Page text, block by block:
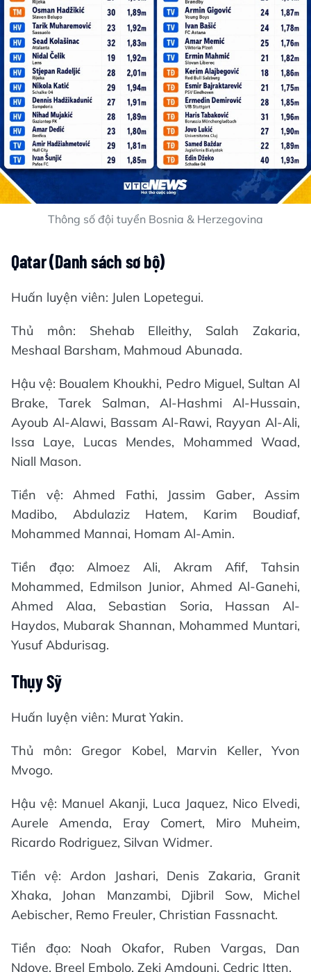
Thông số đội tuyển Bosnia & Herzegovina
Qatar (Danh sách sơ bộ)
Huấn luyện viên: Julen Lopetegui.
Thủ môn: Shehab Elleithy, Salah Zakaria,
Meshaal Barsham, Mahmoud Abunada.
Hậu vệ: Boualem Khoukhi, Pedro Miguel, Sultan Al
Brake, Tarek Salman, Al-Hashmi Al-Hussain,
Ayoub Al-Alawi, Bassam Al-Rawi, Rayyan Al-Ali,
Issa Laye, Lucas Mendes, Mohammed Waad,
Niall Mason.
Tiền vệ: Ahmed Fathi, Jassim Gaber, Assim
Madibo, Abdulaziz Hatem, Karim Boudiaf,
Mohammed Mannai, Homam Al-Amin.
Tiền đạo: Almoez Ali, Akram Afif, Tahsin
Mohammed, Edmilson Junior, Ahmed Al-Ganehi,
Ahmed Alaa, Sebastian Soria, Hassan Al-
Haydos, Mubarak Shannan, Mohammed Muntari,
Yusuf Abdurisag.
Thụy Sỹ
Huấn luyện viên: Murat Yakin.
Thủ môn: Gregor Kobel, Marvin Keller, Yvon
Mvogo.
Hậu vệ: Manuel Akanji, Luca Jaquez, Nico Elvedi,
Aurele Amenda, Eray Comert, Miro Muheim,
Ricardo Rodriguez, Silvan Widmer.
Tiền vệ: Ardon Jashari, Denis Zakaria, Granit
Xhaka, Johan Manzambi, Djibril Sow, Michel
Aebischer, Remo Freuler, Christian Fassnacht.
Tiền đạo: Noah Okafor, Ruben Vargas, Dan
Ndoye, Breel Embolo, Zeki Amdouni, Cedric Itten.